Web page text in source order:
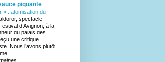
piquante
» : atomisation du
spectacle-
d’Avignon, à la
du palais des
une critique
Nous l’avons plutôt
...